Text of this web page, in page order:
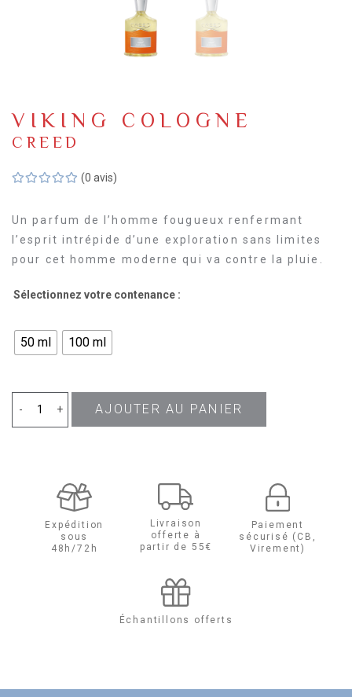
VIKING COLOGNE
CREED
(0 avis)
Un parfum de l’homme fougueux renfermant
l’esprit intrépide d’une exploration sans limites
pour cet homme moderne qui va contre la pluie.
Sélectionnez votre contenance :
50 ml 100 ml
+
- quantité
Cologne
AJOUTER AU PANIER
Expédition
sous
48h/72h
Livraison
offerte à
partir de 55€
Paiement
sécurisé (CB,
Virement)
Échantillons offerts